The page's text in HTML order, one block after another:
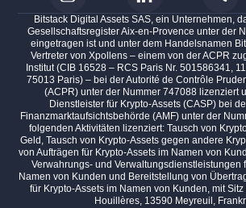
Bitstack Digital Assets SAS, ein Unternehmen,
Gesellschaftsregister Aix-en-Provence unter der
eingetragen ist und unter dem Handelsnamen
Vertreter von Xpollens – einem von der ACPR
Institut (CIB 16528 – RCS Paris Nr. 501586341,
75013 Paris) – bei der Autorité de Contrôle
(ACPR) unter der Nummer 747088 lizenziert
Dienstleister für Krypto-Assets (CASP) bei
Finanzmarktaufsichtsbehörde (AMF) unter der
folgenden Aktivitäten lizenziert: Tausch von
Geld, Tausch von Krypto-Assets gegen andere
von Aufträgen für Krypto-Assets im Namen von
Verwahrungs- und Verwaltungsdienstleistungen
Namen von Kunden und Bereitstellung von
für Krypto-Assets im Namen von Kunden, mit
Houillères, 13590 Meyreuil,